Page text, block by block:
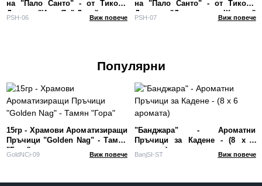
на "Пало Санто" - от Тиково
Дърво - "Ин и Ян" Дизайн
PSH-06 Виж повече
на "Пало Санто" - от Тиково
Дърво - "Дървото на Живота"
PSH-07 Виж повече
Популярни
15гр - Храмови Ароматизиращи
Пръчици "Golden Nag" - Тамян
"Гора"
GoldNCi-09 Виж повече
"Банджара" - Ароматни
Пръчици за Кадене - (8 x 6
аромата)
BanjSI-ST Виж повече